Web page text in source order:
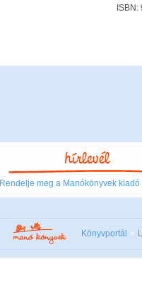
ISBN:
Rendelje meg a Manókönyvek
Könyvportál